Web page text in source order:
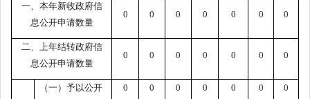
一、本年新收政府信
息公开申请数量
0 0 0 0 0 0 0
二、上年结转政府信
息公开申请数量
0 0 0 0 0 0 0
（一）予以公开 0 0 0 0 0 0 0